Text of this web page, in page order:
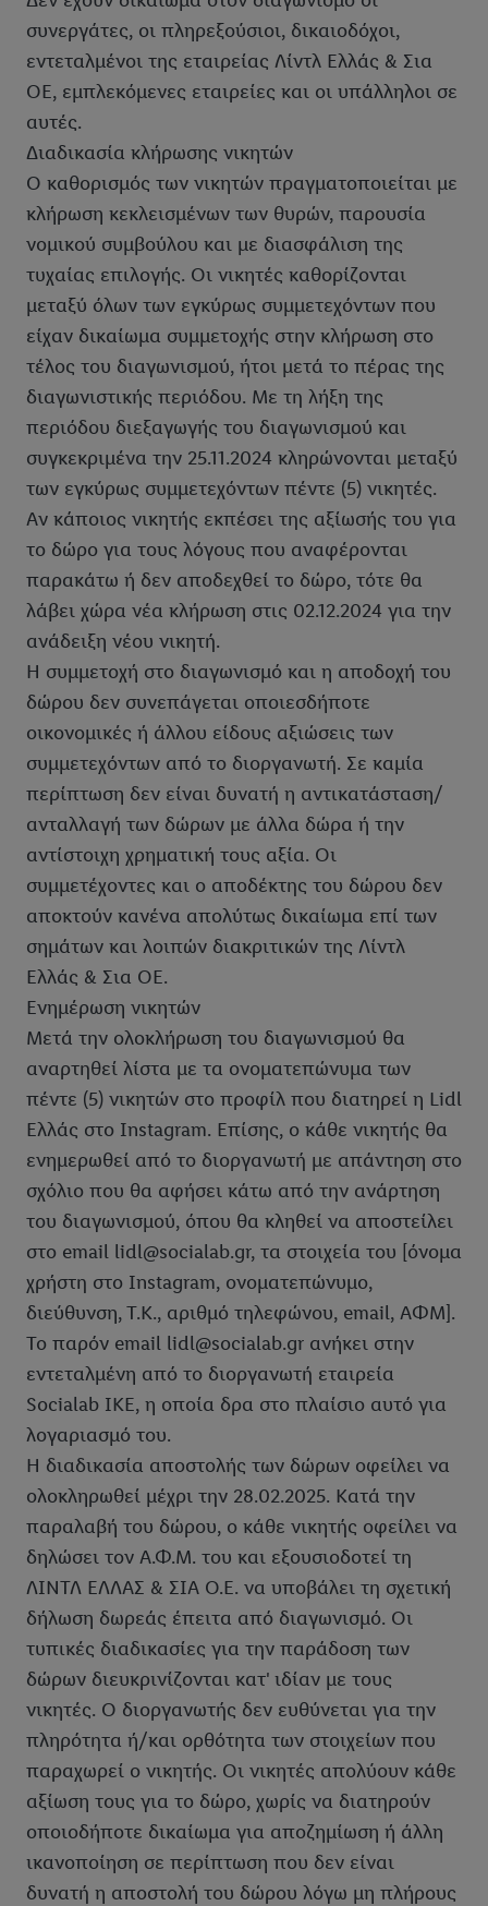
συνεργάτες, οι πληρεξούσιοι, δικαιοδόχοι,
εντεταλμένοι της εταιρείας Λίντλ Ελλάς & Σια
ΟΕ, εμπλεκόμενες εταιρείες και οι υπάλληλοι σε
αυτές.
Διαδικασία κλήρωσης νικητών
Ο καθορισμός των νικητών πραγματοποιείται με
κλήρωση κεκλεισμένων των θυρών, παρουσία
νομικού συμβούλου και με διασφάλιση της
τυχαίας επιλογής. Οι νικητές καθορίζονται
μεταξύ όλων των εγκύρως συμμετεχόντων που
είχαν δικαίωμα συμμετοχής στην κλήρωση στο
τέλος του διαγωνισμού, ήτοι μετά το πέρας της
διαγωνιστικής περιόδου. Με τη λήξη της
περιόδου διεξαγωγής του διαγωνισμού και
συγκεκριμένα την 25.11.2024 κληρώνονται μεταξύ
των εγκύρως συμμετεχόντων πέντε (5) νικητές.
Αν κάποιος νικητής εκπέσει της αξίωσής του για
το δώρο για τους λόγους που αναφέρονται
παρακάτω ή δεν αποδεχθεί το δώρο, τότε θα
λάβει χώρα νέα κλήρωση στις 02.12.2024 για την
ανάδειξη νέου νικητή.
Η συμμετοχή στο διαγωνισμό και η αποδοχή του
δώρου δεν συνεπάγεται οποιεσδήποτε
οικονομικές ή άλλου είδους αξιώσεις των
συμμετεχόντων από το διοργανωτή. Σε καμία
περίπτωση δεν είναι δυνατή η αντικατάσταση/
ανταλλαγή των δώρων με άλλα δώρα ή την
αντίστοιχη χρηματική τους αξία. Οι
συμμετέχοντες και ο αποδέκτης του δώρου δεν
αποκτούν κανένα απολύτως δικαίωμα επί των
σημάτων και λοιπών διακριτικών της Λίντλ
Ελλάς & Σια ΟΕ.
Ενημέρωση νικητών
Μετά την ολοκλήρωση του διαγωνισμού θα
αναρτηθεί λίστα με τα ονοματεπώνυμα των
πέντε (5) νικητών στο προφίλ που διατηρεί η Lidl
Ελλάς στο Instagram. Επίσης, ο κάθε νικητής θα
ενημερωθεί από το διοργανωτή με απάντηση στο
σχόλιο που θα αφήσει κάτω από την ανάρτηση
του διαγωνισμού, όπου θα κληθεί να αποστείλει
στο email lidl@socialab.gr, τα στοιχεία του [όνομα
χρήστη στο Instagram, ονοματεπώνυμο,
διεύθυνση, Τ.Κ., αριθμό τηλεφώνου, email, ΑΦΜ].
Το παρόν email lidl@socialab.gr ανήκει στην
εντεταλμένη από το διοργανωτή εταιρεία
Socialab IKE, η οποία δρα στο πλαίσιο αυτό για
λογαριασμό του.
H διαδικασία αποστολής των δώρων οφείλει να
ολοκληρωθεί μέχρι την 28.02.2025. Κατά την
παραλαβή του δώρου, ο κάθε νικητής οφείλει να
δηλώσει τον Α.Φ.Μ. του και εξουσιοδοτεί τη
ΛΙΝΤΛ ΕΛΛΑΣ & ΣΙΑ Ο.Ε. να υποβάλει τη σχετική
δήλωση δωρεάς έπειτα από διαγωνισμό. Οι
τυπικές διαδικασίες για την παράδοση των
δώρων διευκρινίζονται κατ' ιδίαν με τους
νικητές. Ο διοργανωτής δεν ευθύνεται για την
πληρότητα ή/και ορθότητα των στοιχείων που
παραχωρεί ο νικητής. Οι νικητές απολύουν κάθε
αξίωση τους για το δώρο, χωρίς να διατηρούν
οποιοδήποτε δικαίωμα για αποζημίωση ή άλλη
ικανοποίηση σε περίπτωση που δεν είναι
δυνατή η αποστολή του δώρου λόγω μη πλήρους